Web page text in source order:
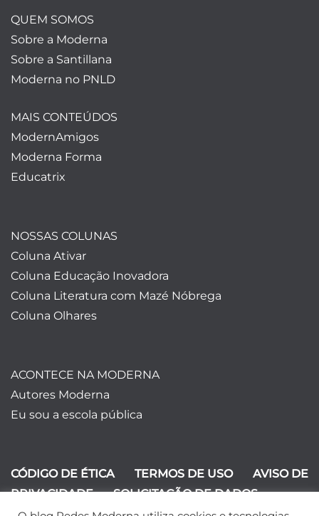
QUEM SOMOS
Sobre a Moderna
Sobre a Santillana
Moderna no PNLD
MAIS CONTEÚDOS
ModernAmigos
Moderna Forma
Educatrix
NOSSAS COLUNAS
Coluna Ativar
Coluna Educação Inovadora
Coluna Literatura com Mazé Nóbrega
Coluna Olhares
ACONTECE NA MODERNA
Autores Moderna
Eu sou a escola pública
CÓDIGO DE ÉTICA TERMOS DE USO
AVISO DE
PRIVACIDADE
SOLICITAÇÃO DE DADOS